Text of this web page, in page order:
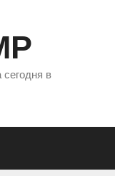
в